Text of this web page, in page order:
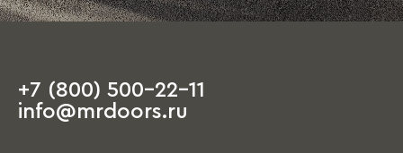
+7 (800) 500-22-11
info@mrdoors.ru